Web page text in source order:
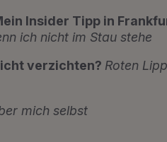
Insider Tipp in
ich nicht im Stau stehe
verzichten? Roten
mich selbst